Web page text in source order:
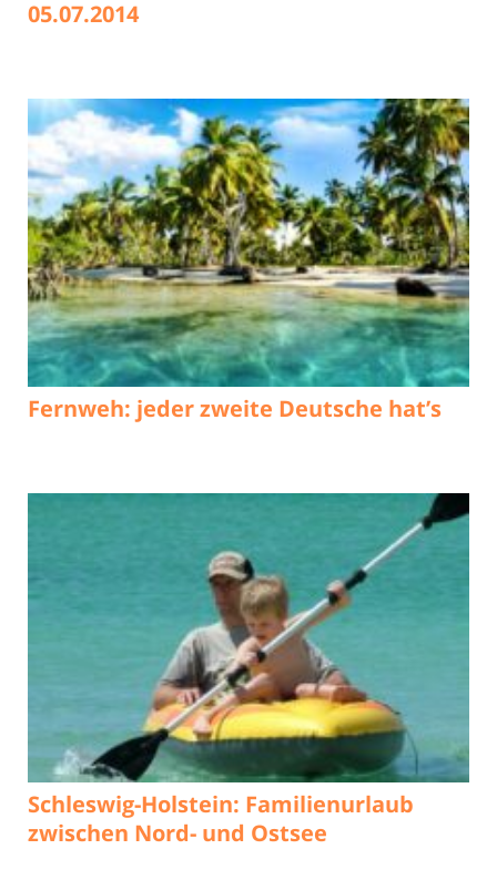
05.07.2014
Fernweh: jeder zweite Deutsche hat’s
Schleswig-Holstein: Familienurlaub
zwischen Nord- und Ostsee